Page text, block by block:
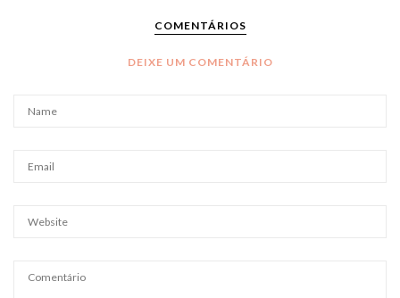
COMENTÁRIOS
DEIXE UM COMENTÁRIO